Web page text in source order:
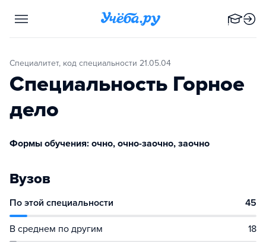
Специалитет, код специальности 21.05.04
Специальность Горное
дело
Формы обучения: очно, очно-заочно, заочно
Вузов
По этой специальности 45
В среднем по другим 18